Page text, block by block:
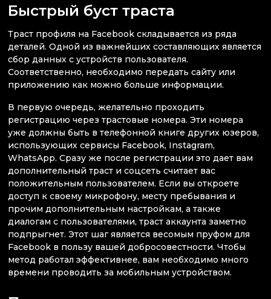
Быстрый буст траста
Траст профиля на Facebook складывается из ряда
деталей. Одной из важнейших составляющих является
сбор данных с устройств пользователя.
Соответственно, необходимо передать сайту или
приложению как можно больше информации.
В первую очередь, желательно проходить
регистрацию через трастовые номера. Эти номера
уже должны быть в телефонной книге других юзеров,
использующих сервисы Facebook, Instagram,
WhatsApp. Сразу же после регистрации это дает вам
дополнительный траст и соцсеть считает вас
положительным пользователем. Если вы откроете
доступ к своему микрофону, месту пребывания и
прочим дополнительным настройкам, а также
диалогам с пользователями, траст аккаунта заметно
подпрыгнет. Этот шаг является весомым пруфом для
Facebook в пользу вашей добросовестности. Чтобы
метод работал эффективнее, вам необходимо много
времени проводить за мобильным устройством.